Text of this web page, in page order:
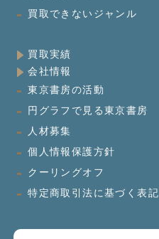
買取できないジャンル
買取実績
会社情報
東京書房の活動
円グラフで見る東京書房
人材募集
個人情報保護方針
クーリングオフ
特定商取引法に基づく表記